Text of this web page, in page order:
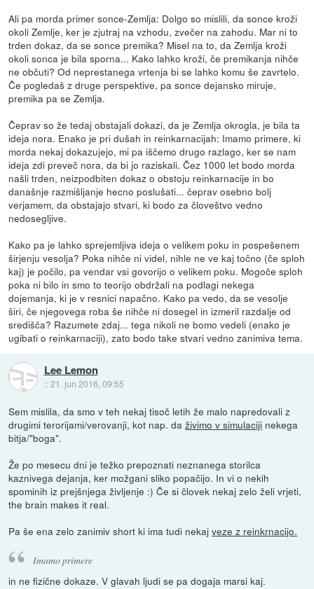
Ali pa morda primer sonce-Zemlja: Dolgo so mislili, da sonce kroži
okoli Zemlje, ker je zjutraj na vzhodu, zvečer na zahodu. Mar ni to
trden dokaz, da se sonce premika? Misel na to, da Zemlja kroži
okoli sonca je bila sporna... Kako lahko kroži, če premikanja nihče
ne občuti? Od neprestanega vrtenja bi se lahko komu še zavrtelo.
Če pogledaš z druge perspektive, pa sonce dejansko miruje,
premika pa se Zemlja.
Čeprav so že tedaj obstajali dokazi, da je Zemlja okrogla, je bila ta
ideja nora. Enako je pri dušah in reinkarnacijah: Imamo primere, ki
morda nekaj dokazujejo, mi pa iščemo drugo razlago, ker se nam
ideja zdi preveč nora, da bi jo raziskali. Čez 1000 let bodo morda
našli trden, neizpodbiten dokaz o obstoju reinkarnacije in bo
današnje razmišljanje hecno poslušati... čeprav osebno bolj
verjamem, da obstajajo stvari, ki bodo za človeštvo vedno
nedosegljive.
Kako pa je lahko sprejemljiva ideja o velikem poku in pospešenem
širjenju vesolja? Poka nihče ni videl, nihle ne ve kaj točno (če sploh
kaj) je počilo, pa vendar vsi govorijo o velikem poku. Mogoče sploh
poka ni bilo in smo to teorijo obdržali na podlagi nekega
dojemanja, ki je v resnici napačno. Kako pa vedo, da se vesolje
širi, če njegovega roba še nihče ni dosegel in izmeril razdalje od
središča? Razumete zdaj... tega nikoli ne bomo vedeli (enako je
ugibati o reinkarnaciji), zato bodo take stvari vedno zanimiva tema.
Lee Lemon
::21. jun 2016, 09:55
Sem mislila, da smo v teh nekaj tisoč letih že malo napredovali z
drugimi terorijami/verovanji, kot nap. daživimo v simulaciji nekega
bitja/"boga".
Že po mesecu dni je težko prepoznati neznanega storilca
kaznivega dejanja, ker možgani sliko popačijo. In vi o nekih
spominih iz prejšnjega življenje :) Če si človek nekaj zelo želi vrjeti,
the brain makes it real.
Pa še ena zelo zanimiv short ki ima tudi nekajveze z reinkrnacijo.
Imamo primere
in ne fizične dokaze. V glavah ljudi se pa dogaja marsi kaj.